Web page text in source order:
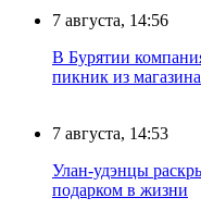
7 августа, 14:56
В Бурятии
пикник из
7 августа, 14:53
Улан-удэнцы
подарком в жизни